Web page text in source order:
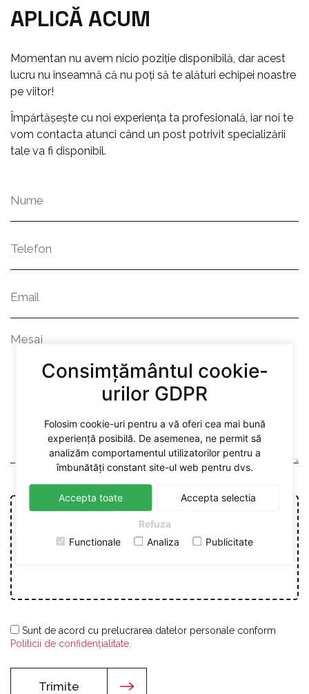
APLICĂ ACUM
Momentan nu avem nicio poziție disponibilă, dar acest
lucru nu înseamnă că nu poți să te alături echipei noastre
pe viitor!
Împărtășește cu noi experiența ta profesională, iar noi te
vom contacta atunci când un post potrivit specializării
tale va fi disponibil.
Atașează CV*
Sunt de acord cu prelucrarea datelor personale conform
Politicii de confidențialitate.
Trimite
Consimțământul cookie-
urilor GDPR
Folosim cookie-uri pentru a vă oferi cea mai bună
experiență posibilă. De asemenea, ne permit să
analizăm comportamentul utilizatorilor pentru a
îmbunătăți constant site-ul web pentru dvs.
Accepta toate Accepta selectia
Refuza
Functionale
Analiza Publicitate